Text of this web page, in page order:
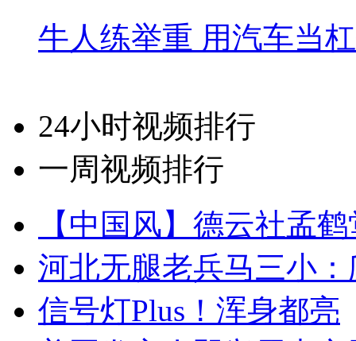
牛人练举重 用汽车当
24小时视频排行
一周视频排行
【中国风】德云社孟
河北无腿老兵马三小
信号灯Plus！浑身都亮